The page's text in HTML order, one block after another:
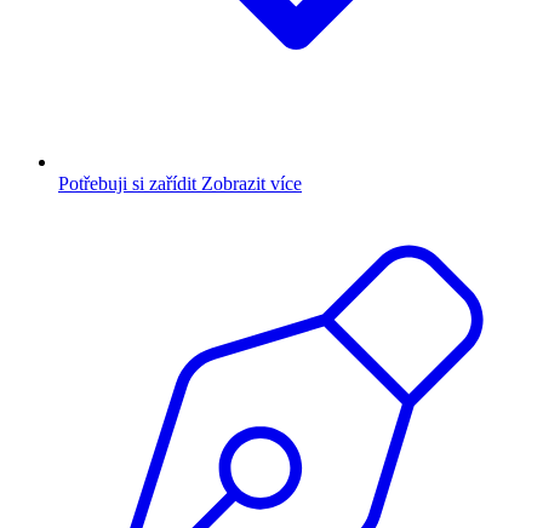
Potřebuji si zařídit Zobrazit více